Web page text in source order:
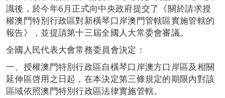
識後，於今年6月正式向中央政府提交了《關於請求授
權澳門特別行政區對新橫琴口岸澳門管轄區實施管轄的
報告》，並提請第十三屆全國人大常委會審議。
全國人民代表大會常務委員會決定：
一、授權澳門特別行政區自橫琴口岸澳方口岸區及相關
延伸區啓用之日起，在本決定第三條規定的期限內對該
區域依照澳門特別行政區法律實施管轄。